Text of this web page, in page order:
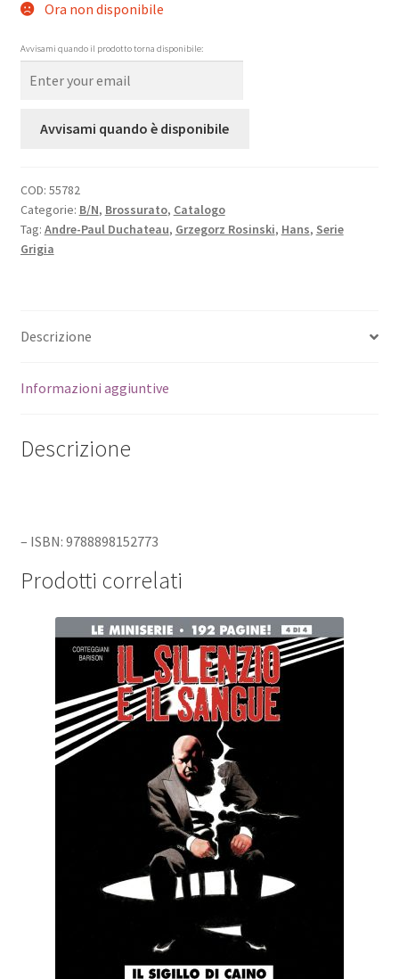
Ora non disponibile
Avvisami quando il prodotto torna disponibile:
Avvisami quando è disponibile
COD: 55782
Categorie: B/N, Brossurato, Catalogo
Tag: Andre-Paul Duchateau, Grzegorz Rosinski, Hans, Serie
Grigia
Descrizione
Informazioni aggiuntive
Descrizione
– ISBN: 9788898152773
Prodotti correlati